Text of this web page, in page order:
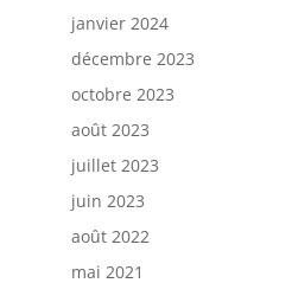
janvier 2024
décembre 2023
octobre 2023
août 2023
juillet 2023
juin 2023
août 2022
mai 2021